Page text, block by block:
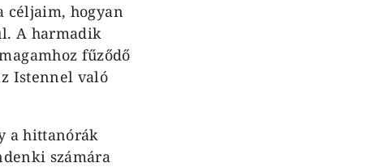
céljaim, hogyan
A harmadik
fűződő
Istennel való
a hittanórák
számára